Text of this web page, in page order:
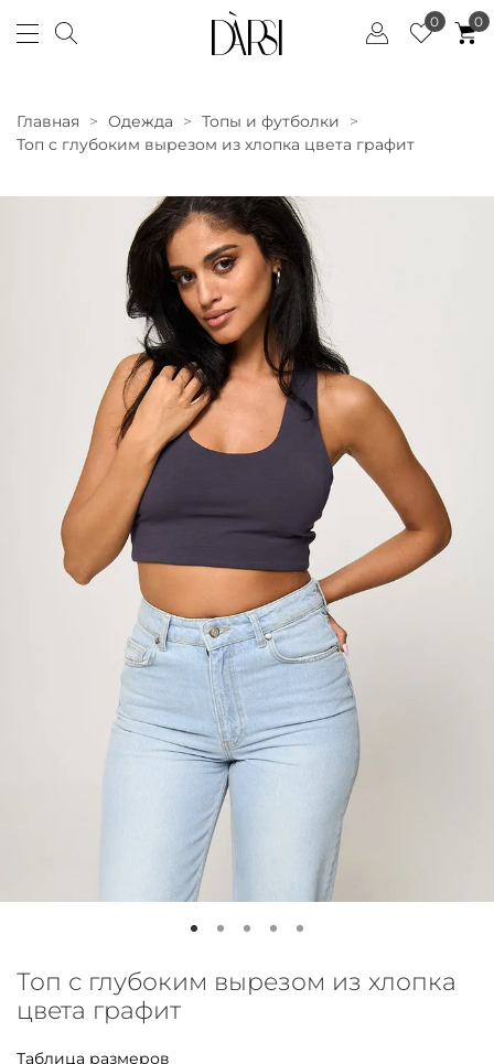
0 0
Главная Одежда
Топы и футболки
Топ с глубоким вырезом из хлопка цвета графит
Топ с глубоким вырезом из хлопка
цвета графит
Таблица размеров